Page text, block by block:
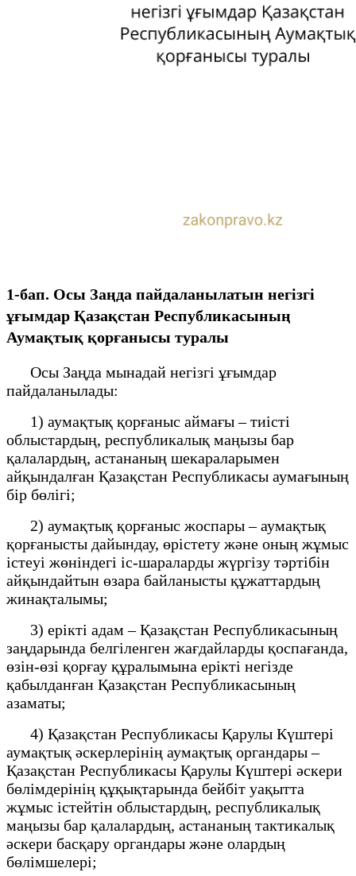
1-бап. Осы Заңда пайдаланылатын негізгі
ұғымдар Қазақстан Республикасының
Аумақтық қорғанысы туралы
Осы Заңда мынадай негізгі ұғымдар
пайдаланылады:
1) аумақтық қорғаныс аймағы – тиісті
облыстардың, республикалық маңызы бар
қалалардың, астананың шекараларымен
айқындалған Қазақстан Республикасы аумағының
бір бөлігі;
2) аумақтық қорғаныс жоспары – аумақтық
қорғанысты дайындау, өрістету және оның жұмыс
істеуі жөніндегі іс-шараларды жүргізу тәртібін
айқындайтын өзара байланысты құжаттардың
жинақталымы;
3) ерікті адам – Қазақстан Республикасының
заңдарында белгіленген жағдайларды қоспағанда,
өзін-өзі қорғау құралымына ерікті негізде
қабылданған Қазақстан Республикасының
азаматы;
4) Қазақстан Республикасы Қарулы Күштері
аумақтық әскерлерінің аумақтық органдары –
Қазақстан Республикасы Қарулы Күштері әскери
бөлімдерінің құқықтарында бейбіт уақытта
жұмыс істейтін облыстардың, республикалық
маңызы бар қалалардың, астананың тактикалық
әскери басқару органдары және олардың
бөлімшелері;